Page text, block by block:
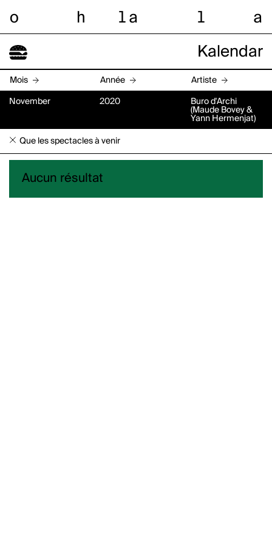
o h l a l a
Kalendar
Mois Année Artiste
November 2020
Buro d'Archi
(Maude Bovey &
Yann Hermenjat)
Que les spectacles à venir
Aucun résultat